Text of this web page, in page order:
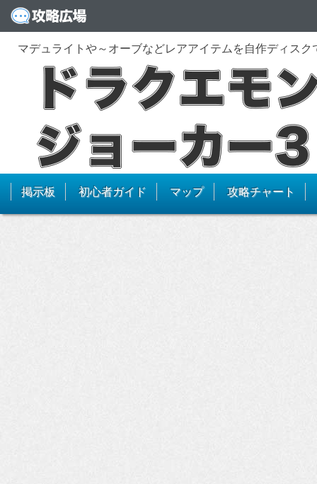
マデュライトや～オーブなどレアアイテムを自作ディス
掲示板 初心者ガイド マップ 攻略チャート